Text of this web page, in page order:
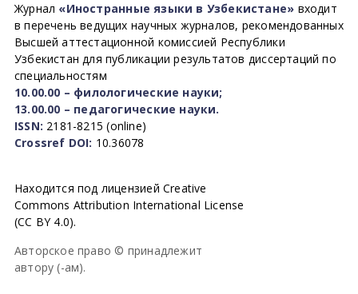
Журнал «Иностранные языки в Узбекистане» входит
в перечень ведущих научных журналов, рекомендованных
Высшей аттестационной комиссией Республики
Узбекистан для публикации результатов диссертаций по
специальностям
10.00.00 – филологические науки;
13.00.00 – педагогические науки.
ISSN: 2181-8215 (online)
Crossref DOI: 10.36078
Находится под лицензией Creative
Commons Attribution International License
(CC BY 4.0).
Авторское право © принадлежит
автору (-ам).